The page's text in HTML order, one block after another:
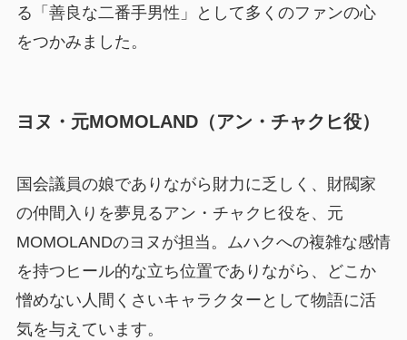
る「善良な二番手男性」として多くのファンの心
をつかみました。
ヨヌ・元MOMOLAND（アン・チャクヒ役）
国会議員の娘でありながら財力に乏しく、財閥家
の仲間入りを夢見るアン・チャクヒ役を、元
MOMOLANDのヨヌが担当。ムハクへの複雑な感情
を持つヒール的な立ち位置でありながら、どこか
憎めない人間くさいキャラクターとして物語に活
気を与えています。